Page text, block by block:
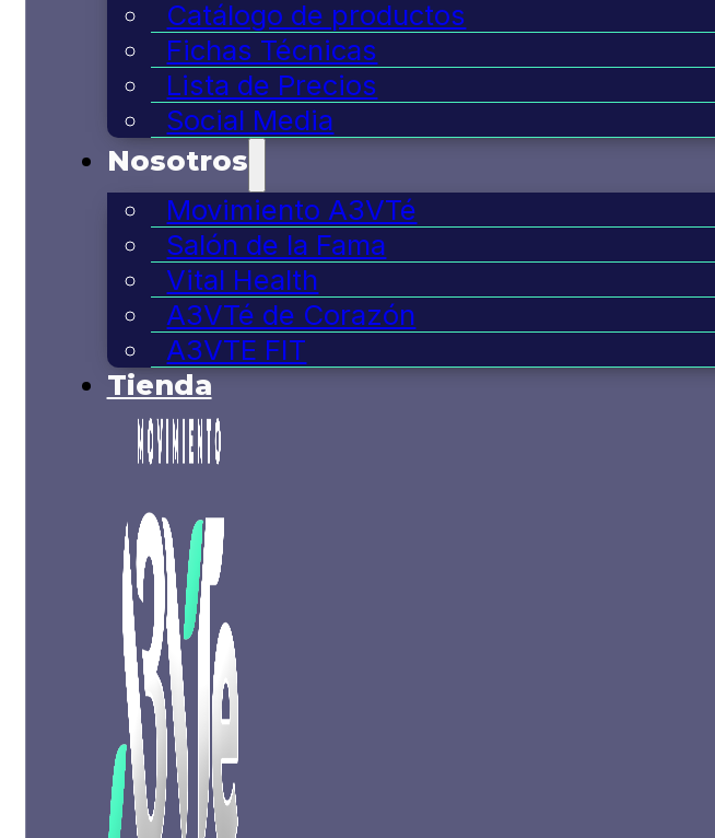
Catálogo de productos
Fichas Técnicas
Lista de Precios
Social Media
Nosotros
Movimiento A3VTé
Salón de la Fama
Vital Health
A3VTé de Corazón
A3VTE FIT
Tienda